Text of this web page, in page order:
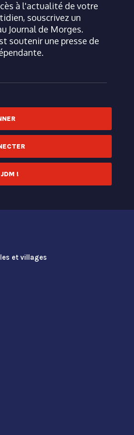
à l'actualité de votre
souscrivez un
Journal de Morges.
soutenir une presse de
!
et villages